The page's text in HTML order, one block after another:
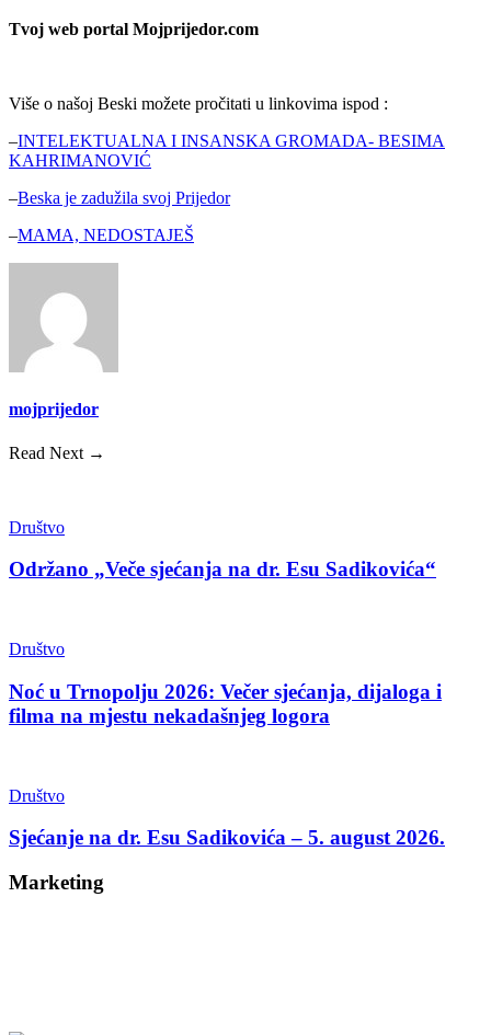
Tvoj web portal Mojprijedor.com
Više o našoj Beski možete pročitati u linkovima ispod :
–INTELEKTUALNA I INSANSKA GROMADA- BESIMA
KAHRIMANOVIĆ
–Beska je zadužila svoj Prijedor
–MAMA, NEDOSTAJEŠ
mojprijedor
Read Next →
Društvo
Održano „Veče sjećanja na dr. Esu Sadikovića“
Društvo
Noć u Trnopolju 2026: Večer sjećanja, dijaloga i
filma na mjestu nekadašnjeg logora
Društvo
Sjećanje na dr. Esu Sadikovića – 5. august 2026.
Marketing